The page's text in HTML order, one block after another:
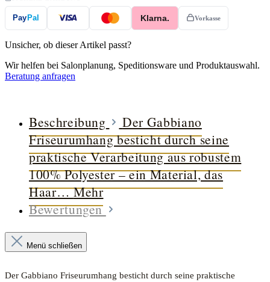
PayPal Klarna. Vorkasse
Unsicher, ob dieser Artikel passt?
Wir helfen bei Salonplanung, Speditionsware und Produktauswahl.
Beratung anfragen
Beschreibung
Der Gabbiano
Friseurumhang besticht durch seine
praktische Verarbeitung aus robustem
100% Polyester – ein Material, das
Haar…Mehr
Bewertungen
Menü schließen
Der Gabbiano Friseurumhang besticht durch seine praktische